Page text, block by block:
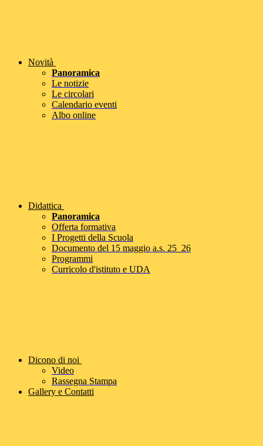
Novità
Panoramica
Le notizie
Le circolari
Calendario eventi
Albo online
Didattica
Panoramica
Offerta formativa
I Progetti della Scuola
Documento del 15 maggio a.s. 25_26
Programmi
Curricolo d'istituto e UDA
Dicono di noi
Video
Rassegna Stampa
Gallery e Contatti